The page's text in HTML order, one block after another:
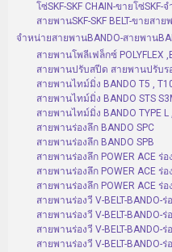
โซ่SKF-SKF CHAIN-ขายโซ่SKF-
สายพานSKF-SKF BELT-ขายสา
จำหน่ายสายพานBANDO-สายพาน
สายพานโพลีเฟล็กซ์ POLYFLEX
สายพานปรับสปีด สายพานปรับร
สายพานไทม์มิ่ง BANDO T5 ,
สายพานไทม์มิ่ง BANDO STS
สายพานไทม์มิ่ง BANDO TYPE L
สายพานร่องลึก BANDO SPC
สายพานร่องลึก BANDO SPB
สายพานร่องลึก POWER ACE ร่อ
สายพานร่องลึก POWER ACE ร่อ
สายพานร่องลึก POWER ACE ร่อ
สายพานร่องวี V-BELT-BANDO-ร่
สายพานร่องวี V-BELT-BANDO-ร่
สายพานร่องวี V-BELT-BANDO-ร่
สายพานร่องวี V-BELT-BANDO-ร่